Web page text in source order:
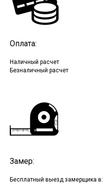
Оплата:
Наличный расчет
Безналичный расчет
Замер:
Бесплатный выезд замерщика в: